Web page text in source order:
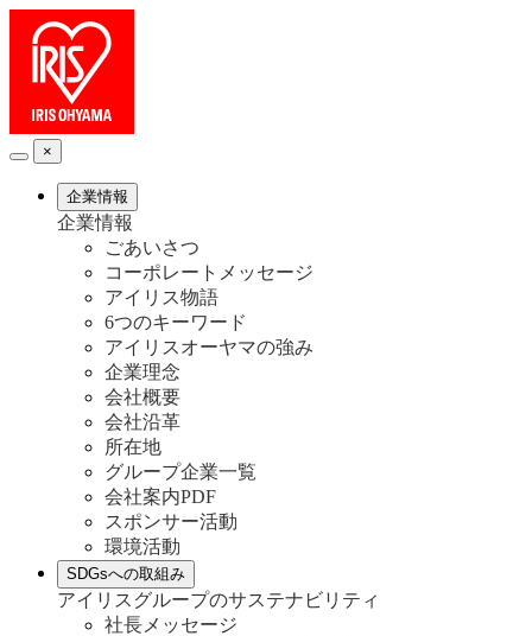
×
企業情報
企業情報
ごあいさつ
コーポレートメッセージ
アイリス物語
6つのキーワード
アイリスオーヤマの強み
企業理念
会社概要
会社沿革
所在地
グループ企業一覧
会社案内PDF
スポンサー活動
環境活動
SDGsへの取組み
アイリスグループのサステナビリティ
社長メッセージ